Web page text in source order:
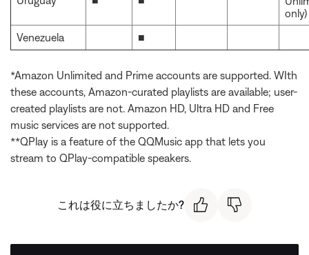
only)
Venezuela
■
*Amazon Unlimited and Prime accounts are supported. WIth
these accounts, Amazon-curated playlists are available; user-
created playlists are not. Amazon HD, Ultra HD and Free
music services are not supported.
**QPlay is a feature of the QQMusic app that lets you
stream to QPlay-compatible speakers.
これは役に立ちましたか?